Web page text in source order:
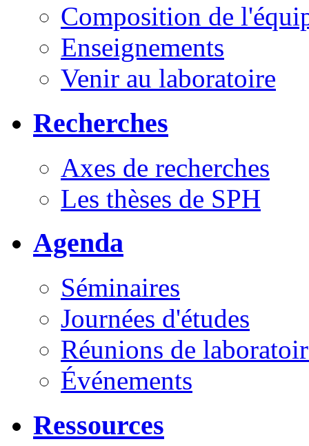
Composition de
Enseignements
Venir au laboratoire
Recherches
Axes de recherches
Les thèses de SPH
Agenda
Séminaires
Journées d'études
Réunions de
Événements
Ressources